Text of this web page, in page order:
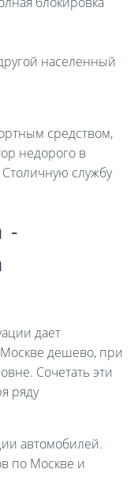
населенный
средством,
недорого в
службу
-
дает
Москве дешево, при
Сочетать эти
ряду
автомобилей.
по Москве и